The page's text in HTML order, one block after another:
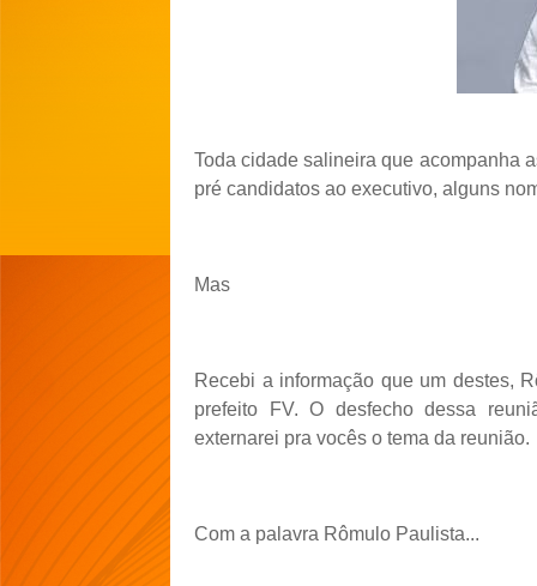
Toda cidade salineira que acompanha
pré candidatos ao executivo, alguns
Mas
Recebi a informação que um destes,
prefeito FV. O desfecho dessa
externarei pra vocês o tema da reunião.
Com a palavra Rômulo Paulista...